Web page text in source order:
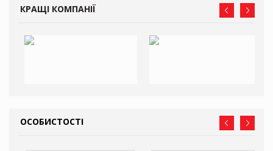
КРАЩІ КОМПАНІЇ
ОСОБИСТОСТІ